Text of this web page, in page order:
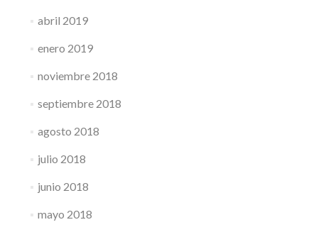
abril 2019
enero 2019
noviembre 2018
septiembre 2018
agosto 2018
julio 2018
junio 2018
mayo 2018